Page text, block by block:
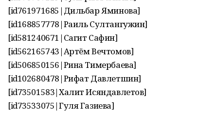
[id761971685|Дильбар Яминова]
[id168857778|Раиль Султангужин]
[id581240671|Сагит Сафин]
[id562165743|Артём Вечтомов]
[id506850156|Рина Тимербаева]
[id102680478|Рифат Давлетшин]
[id73501583|Халит Исяндавлетов]
[id73533075|Гуля Газиева]